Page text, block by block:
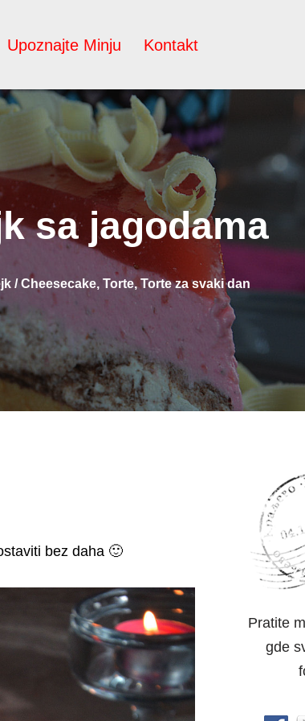
Upoznajte Minju Kontakt
sa jagodama
/ Cheesecake, Torte,Torte za svaki dan
bez daha 🙂
Pratite
gde